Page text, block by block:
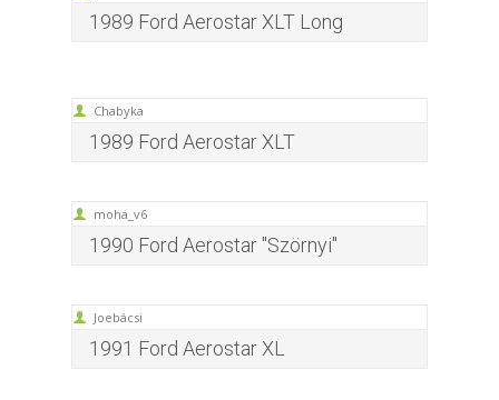
1989 Ford Aerostar XLT Long
Chabyka
1989 Ford Aerostar XLT
moha_v6
1990 Ford Aerostar "Szörnyi"
Joebácsi
1991 Ford Aerostar XL